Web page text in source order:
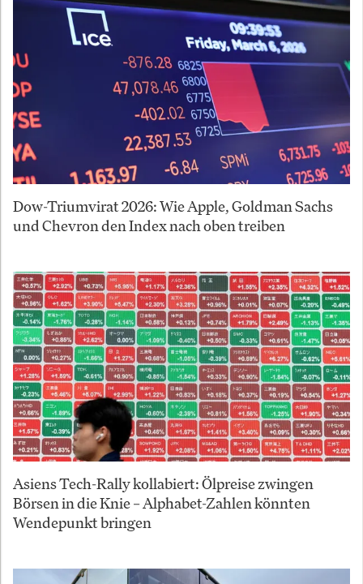
Dow-Triumvirat 2026: Wie Apple, Goldman Sachs
und Chevron den Index nach oben treiben
Asiens Tech-Rally kollabiert: Ölpreise zwingen
Börsen in die Knie – Alphabet-Zahlen könnten
Wendepunkt bringen